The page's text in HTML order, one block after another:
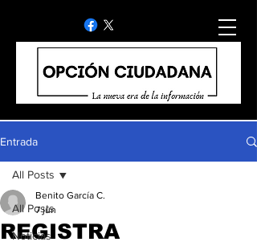
Entrada
All Posts
Noticias
All Posts
REGISTRA
Benito García C.
7 jun